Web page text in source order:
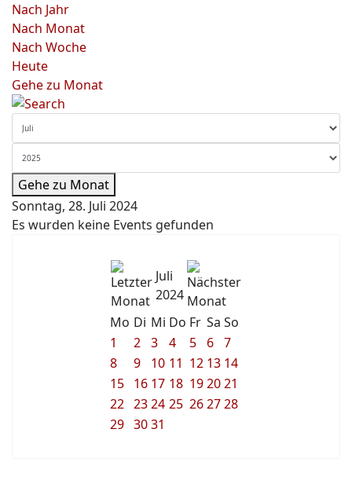
Nach Jahr
Nach Monat
Nach Woche
Heute
Gehe zu Monat
Gehe zu Monat
Sonntag, 28. Juli 2024
Es wurden keine Events gefunden
Juli
2024
Mo Di Mi Do Fr Sa So
1
2 3 4 5 6 7
8
9 10 11 12 13 14
15 16 17 18 192021
22 2324 25 262728
29 3031